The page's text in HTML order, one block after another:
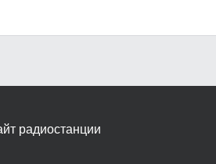
радиостанции